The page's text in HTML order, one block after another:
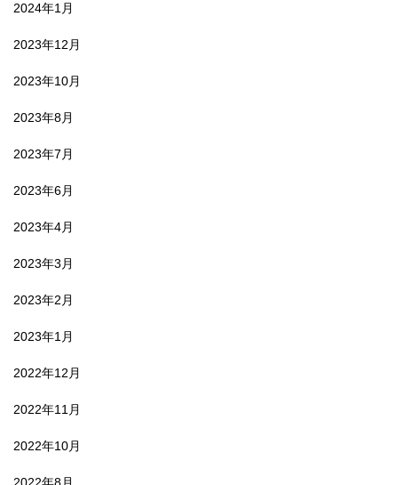
2024年1月
2023年12月
2023年10月
2023年8月
2023年7月
2023年6月
2023年4月
2023年3月
2023年2月
2023年1月
2022年12月
2022年11月
2022年10月